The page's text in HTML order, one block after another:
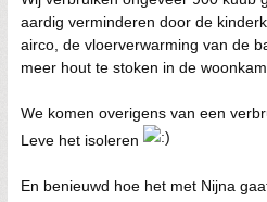
aardig verminderen door de
airco, de vloerverwarming van de
meer hout te stoken in de
We komen overigens van een
Leve het isoleren
En benieuwd hoe het met Nijna